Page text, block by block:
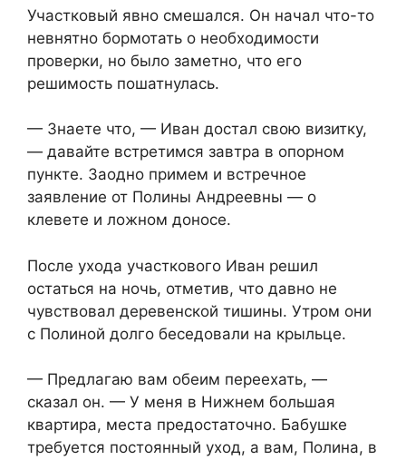
Участковый явно смешался. Он начал что-то
невнятно бормотать о необходимости
проверки, но было заметно, что его
решимость пошатнулась.
— Знаете что, — Иван достал свою визитку,
— давайте встретимся завтра в опорном
пункте. Заодно примем и встречное
заявление от Полины Андреевны — о
клевете и ложном доносе.
После ухода участкового Иван решил
остаться на ночь, отметив, что давно не
чувствовал деревенской тишины. Утром они
с Полиной долго беседовали на крыльце.
— Предлагаю вам обеим переехать, —
сказал он. — У меня в Нижнем большая
квартира, места предостаточно. Бабушке
требуется постоянный уход, а вам, Полина, в